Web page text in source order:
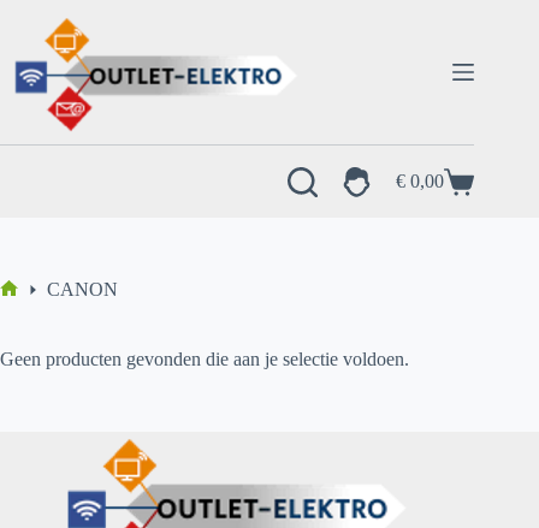
inhoud
Winkelwagen
€ 0,00
CANON
Geen producten gevonden die aan je selectie voldoen.